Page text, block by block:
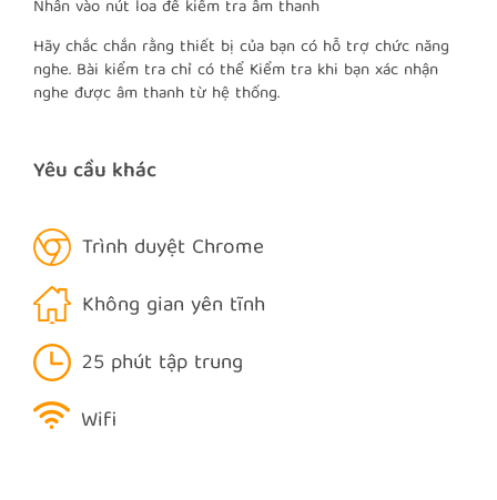
Nhấn vào nút loa để kiểm tra âm thanh
Hãy chắc chắn rằng thiết bị của bạn có hỗ trợ chức năng
nghe. Bài kiểm tra chỉ có thể Kiểm tra khi bạn xác nhận
nghe được âm thanh từ hệ thống.
Yêu cầu khác
Trình duyệt Chrome
Không gian yên tĩnh
25 phút tập trung
Wifi